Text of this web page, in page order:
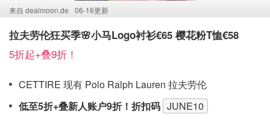
来自 dealmoon.de 06-16更新
拉夫劳伦狂买季🌸小马Logo衬衫€65 樱花粉T恤€58
5折起+叠9折！
CETTIRE 现有 Polo Ralph Lauren 拉夫劳伦
低至5折+叠新人账户9折！折扣码 JUNE10